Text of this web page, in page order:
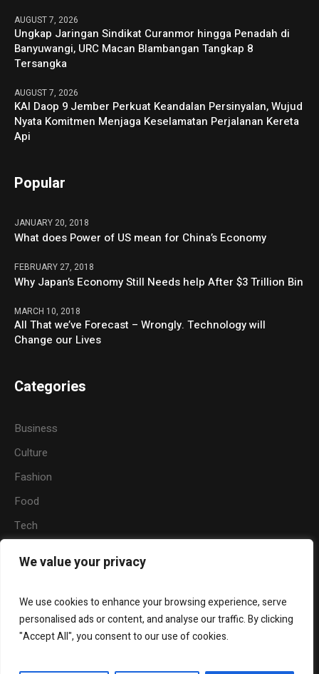
We value your privacy
We use cookies to enhance your browsing experience, serve
personalised ads or content, and analyse our traffic. By clicking
"Accept All", you consent to our use of cookies.
AUGUST 7, 2026
Ungkap Jaringan Sindikat Curanmor hingga Penadah di
Banyuwangi, URC Macan Blambangan Tangkap 8
Tersangka
AUGUST 7, 2026
KAI Daop 9 Jember Perkuat Keandalan Persinyalan, Wujud
Nyata Komitmen Menjaga Keselamatan Perjalanan Kereta
Api
Popular
JANUARY 20, 2018
What does Power of US mean for China’s Economy
FEBRUARY 27, 2018
Why Japan’s Economy Still Needs help After $3 Trillion Bin
MARCH 10, 2018
All That we’ve Forecast – Wrongly. Technology will
Change our Lives
Categories
Business
Culture
Fashion
Food
Tech
Nature